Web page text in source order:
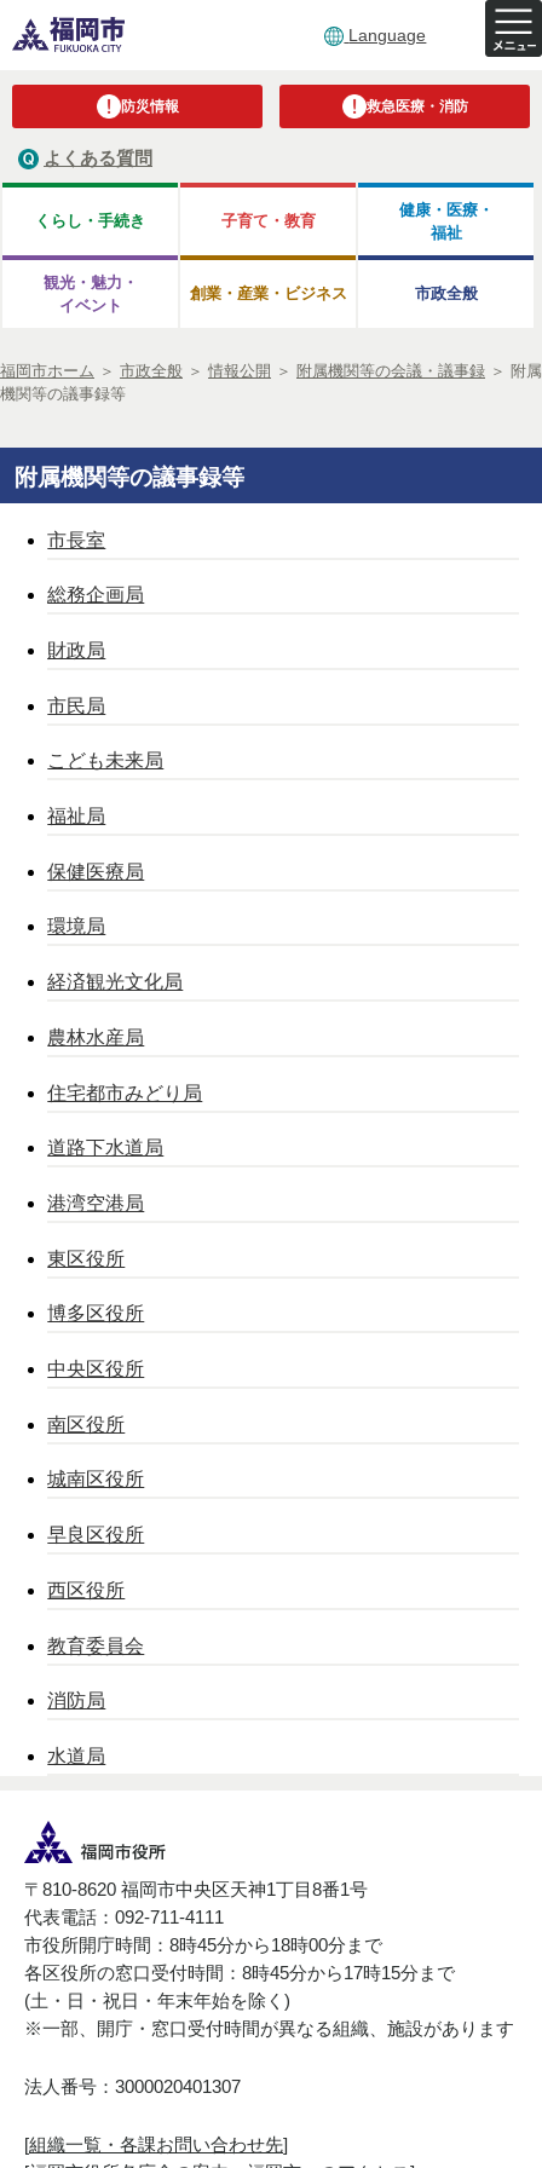
Language
防災情報 救急医療・消防
よくある質問
くらし・手続き 子育て・教育
健康・医療・
福祉
観光・魅力・
イベント
創業・産業・ビジネス 市政全般
福岡市ホーム ＞ 市政全般 ＞ 情報公開 ＞ 附属機関等の会議・議事録 ＞ 附属
機関等の議事録等
附属機関等の議事録等
市長室
総務企画局
財政局
市民局
こども未来局
福祉局
保健医療局
環境局
経済観光文化局
農林水産局
住宅都市みどり局
道路下水道局
港湾空港局
東区役所
博多区役所
中央区役所
南区役所
城南区役所
早良区役所
西区役所
教育委員会
消防局
水道局
〒810-8620 福岡市中央区天神1丁目8番1号
代表電話：092-711-4111
市役所開庁時間：8時45分から18時00分まで
各区役所の窓口受付時間：8時45分から17時15分まで
(土・日・祝日・年末年始を除く)
※一部、開庁・窓口受付時間が異なる組織、施設があります
法人番号：3000020401307
[組織一覧・各課お問い合わせ先]